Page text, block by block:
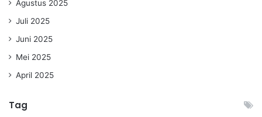
Agustus 2025
Juli 2025
Juni 2025
Mei 2025
April 2025
Tag